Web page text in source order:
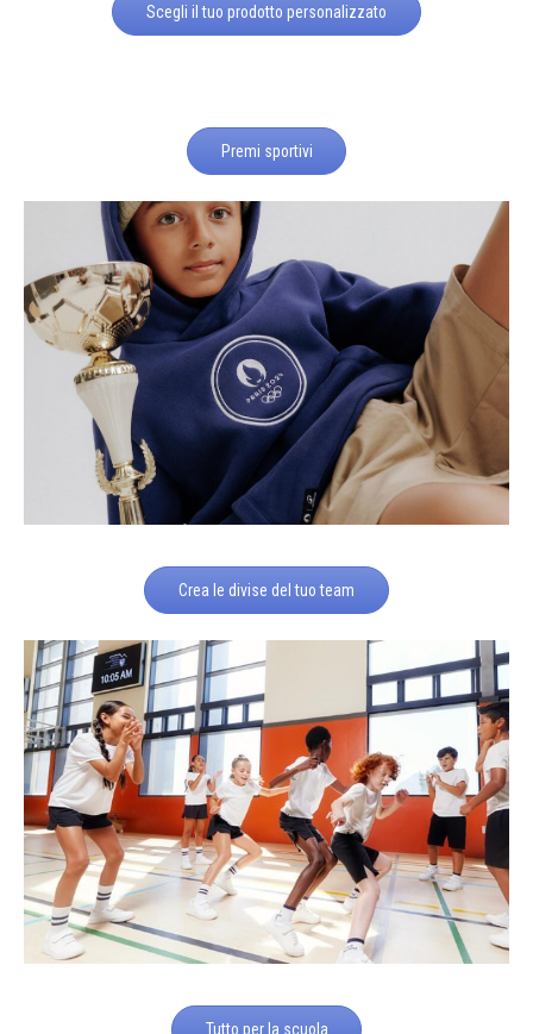
Scegli il tuo prodotto personalizzato
Premi sportivi
Crea le divise del tuo team
Tutto per la scuola